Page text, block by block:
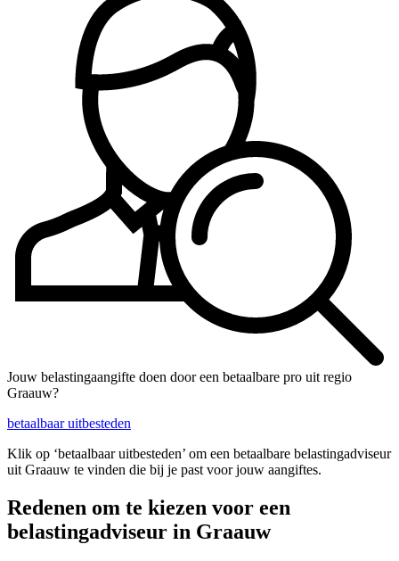
Jouw belastingaangifte doen door een betaalbare pro uit regio
Graauw?
betaalbaar uitbesteden
Klik op ‘betaalbaar uitbesteden’ om een betaalbare belastingadviseur
uit Graauw te vinden die bij je past voor jouw aangiftes.
Redenen om te kiezen voor een
belastingadviseur in Graauw